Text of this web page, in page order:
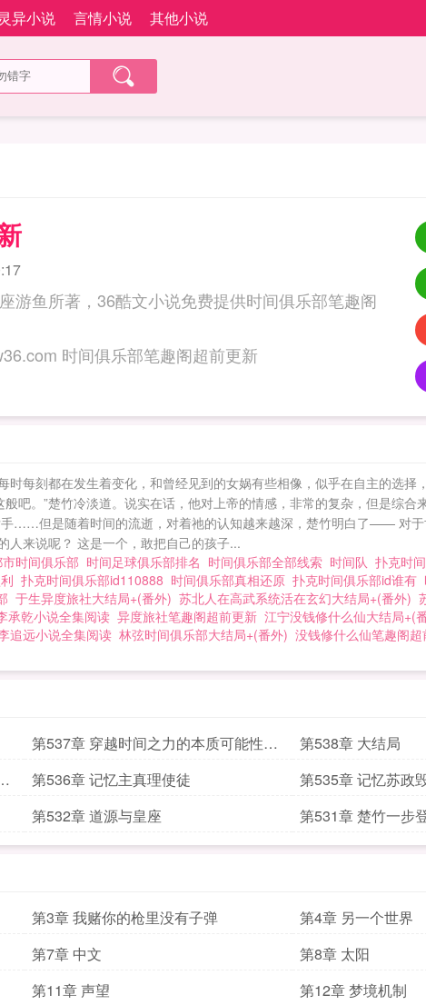
灵异小说 言情小说 其他小说
游鱼所著，36酷文小说免费提供时间俱乐部笔趣阁
三秒记住本站：36酷文小说 网址：www.kw36.com 时间俱乐部笔趣阁超前更新
每刻都在发生着变化，和曾经见到的女娲有些相像，似乎在自主的选择
吧。”楚竹冷淡道。说实在话，他对上帝的情感，非常的复杂，但是综合
……但是随着时间的流逝，对着祂的认知越来越深，楚竹明白了—— 对
来说呢？ 这是一个，敢把自己的孩子...
时间俱乐部 时间足球俱乐部排名 时间俱乐部全部线索 时间队 扑克时
扑克时间俱乐部id110888 时间俱乐部真相还原 扑克时间俱乐部id谁有
于生异度旅社大结局+(番外) 苏北人在高武系统活在玄幻大结局+(番外)
承乾小说全集阅读 异度旅社笔趣阁超前更新 江宁没钱修什么仙大结局+(
追远小说全集阅读 林弦时间俱乐部大结局+(番外) 没钱修什么仙笔趣阁
第537章 穿越时间之力的本质可能性之
光初见上帝
第538章 大结局
第536章 记忆主真理使徒
第535章 记忆苏政
的绝杀
第532章 道源与皇座 第531章 楚竹一步
第3章 我赌你的枪里没有子弹
第4章 另一个世界
第7章 中文
第8章 太阳
第11章 声望
第12章 梦境机制